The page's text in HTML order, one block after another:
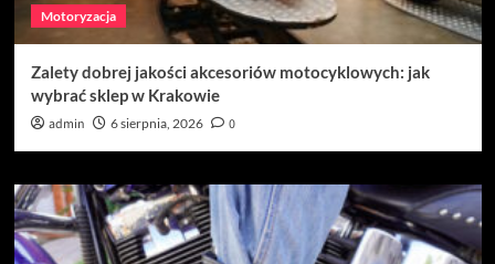
Motoryzacja
Zalety dobrej jakości akcesoriów motocyklowych: jak
wybrać sklep w Krakowie
admin 6 sierpnia, 2026 0